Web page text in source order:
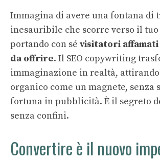
Immagina di avere una fontana di
inesauribile che scorre verso il tuo
portando con sé visitatori affamati
da offrire. Il SEO copywriting
immaginazione in realtà,
organico come un magnete, senza
fortuna in pubblicità. È il segreto
senza confini.
Convertire è il nuovo